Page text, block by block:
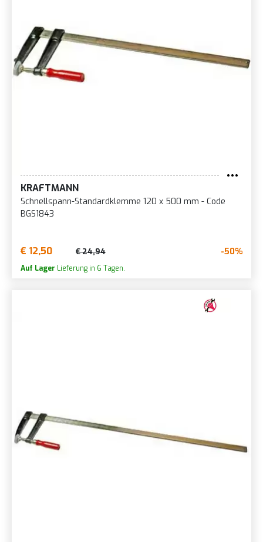
KRAFTMANN
Schnellspann-Standardklemme 120 x 500 mm - Code
BGS1843
€ 12,50 € 24,94 -50%
Auf Lager Lieferung in 6 Tagen.